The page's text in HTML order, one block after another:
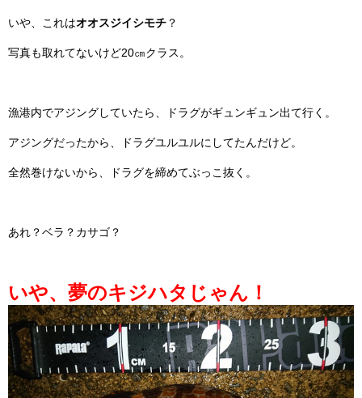
いや、これはオオスジイシモチ ？
写真も取れてないけど20㎝クラス。
漁港内でアジングしていたら、ドラグがギュンギュン出て行く。
アジングだったから、ドラグユルユルにしてたんだけど。
全然巻けないから、ドラグを締めてぶっこ抜く。
あれ？ベラ？カサゴ？
いや、夢のキジハタじゃん！